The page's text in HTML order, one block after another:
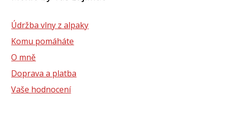
Údržba vlny z alpaky
Komu pomáháte
O mně
Doprava a platba
Vaše hodnocení